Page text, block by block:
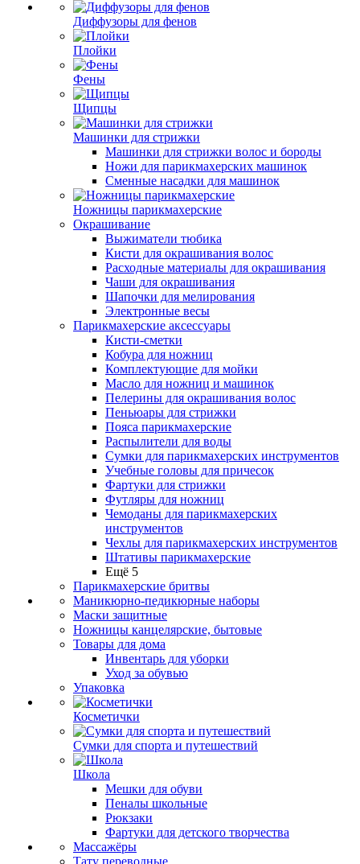
Диффузоры для фенов
Плойки
Фены
Щипцы
Машинки для стрижки
Машинки для стрижки волос и бороды
Ножи для парикмахерских машинок
Сменные насадки для машинок
Ножницы парикмахерские
Окрашивание
Выжиматели тюбика
Кисти для окрашивания волос
Расходные материалы для окрашивания
Чаши для окрашивания
Шапочки для мелирования
Электронные весы
Парикмахерские аксессуары
Кисти-сметки
Кобура для ножниц
Комплектующие для мойки
Масло для ножниц и машинок
Пелерины для окрашивания волос
Пеньюары для стрижки
Пояса парикмахерские
Распылители для воды
Сумки для парикмахерских инструментов
Учебные головы для причесок
Фартуки для стрижки
Футляры для ножниц
Чемоданы для парикмахерских
инструментов
Чехлы для парикмахерских инструментов
Штативы парикмахерские
Ещё 5
Парикмахерские бритвы
Маникюрно-педикюрные наборы
Маски защитные
Ножницы канцелярские, бытовые
Товары для дома
Инвентарь для уборки
Уход за обувью
Упаковка
Косметички
Сумки для спорта и путешествий
Школа
Мешки для обуви
Пеналы школьные
Рюкзаки
Фартуки для детского творчества
Массажёры
Тату переводные